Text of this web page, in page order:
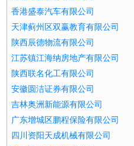
香港盛泰汽车有限公司
天津蓟州区双赢教育有限公司
陕西辰德物流有限公司
江苏镇江海纳房地产有限公司
陕西联名化工有限公司
安徽圆洁证券有限公司
吉林奥洲新能源有限公司
广东增城区鹏程保险有限公司
四川资阳天成机械有限公司